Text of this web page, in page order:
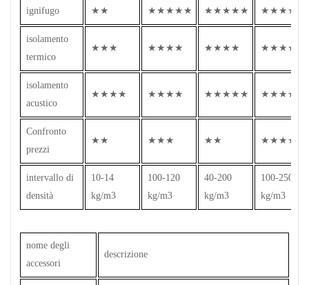
ignifugo ★★ ★★★★★ ★★★★★ ★★★★★
isolamento
termico
★★★ ★★★★ ★★★★ ★★★★
isolamento
acustico
★★★★ ★★★★ ★★★★★ ★★★★
Confronto
prezzi
★★ ★★★ ★★ ★★★★
intervallo di
densità
10-14
kg/m3
100-120
kg/m3
40-200
kg/m3
100-250
kg/m3
nome degli
accessori
descrizione